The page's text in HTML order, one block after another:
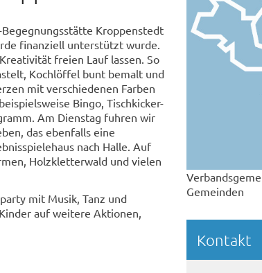
Kroppenstedt
finanziell unterstützt wurde.
freien Lauf lassen. So
Kochlöffel bunt bemalt und
mit verschiedenen Farben
Bingo, Tischkicker-
Am Dienstag fuhren wir
das ebenfalls eine
nach Halle. Auf
Holzkletterwald und vielen
mit Musik, Tanz und
auf weitere Aktionen,
Gemeinden
Kontakt